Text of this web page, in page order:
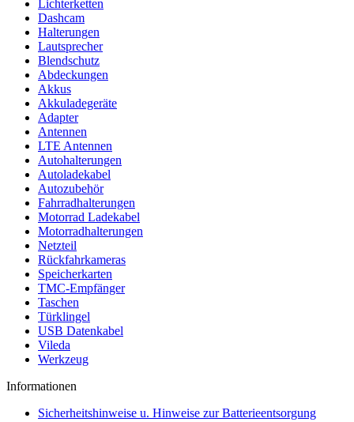
Lichterketten
Dashcam
Halterungen
Lautsprecher
Blendschutz
Abdeckungen
Akkus
Akkuladegeräte
Adapter
Antennen
LTE Antennen
Autohalterungen
Autoladekabel
Autozubehör
Fahrradhalterungen
Motorrad Ladekabel
Motorradhalterungen
Netzteil
Rückfahrkameras
Speicherkarten
TMC-Empfänger
Taschen
Türklingel
USB Datenkabel
Vileda
Werkzeug
Informationen
Sicherheitshinweise u. Hinweise zur Batterieentsorgung